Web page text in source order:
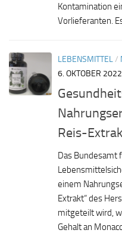
Kontamination
Vorlieferanten.
LEBENSMITTEL/
6. OKTOBER 2022
Reis-
Das Bundesamt
einem
Extrakt“ des
mitgeteilt wird,
Gehalt an